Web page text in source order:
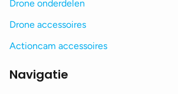
Drone onderdelen
Drone accessoires
Actioncam accessoires
Navigatie